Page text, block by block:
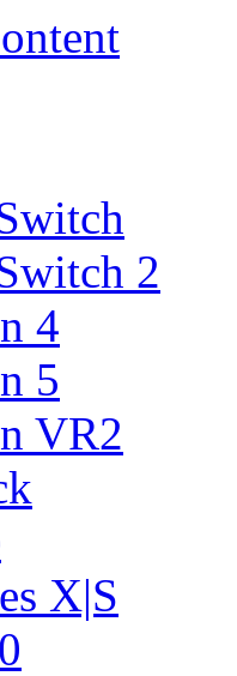
2
4
5
VR2
X|S